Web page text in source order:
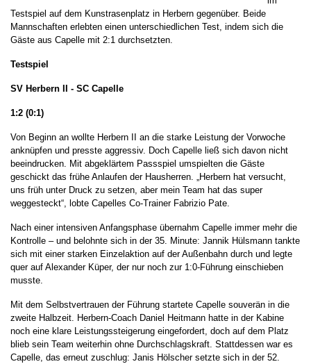
Testspiel auf dem Kunstrasenplatz in Herbern gegenüber. Beide
Mannschaften erlebten einen unterschiedlichen Test, indem sich die
Gäste aus Capelle mit 2:1 durchsetzten.
Testspiel
SV Herbern II - SC Capelle
1:2 (0:1)
Von Beginn an wollte Herbern II an die starke Leistung der Vorwoche
anknüpfen und presste aggressiv. Doch Capelle ließ sich davon nicht
beeindrucken. Mit abgeklärtem Passspiel umspielten die Gäste
geschickt das frühe Anlaufen der Hausherren. „Herbern hat versucht,
uns früh unter Druck zu setzen, aber mein Team hat das super
weggesteckt“, lobte Capelles Co-Trainer Fabrizio Pate.
Nach einer intensiven Anfangsphase übernahm Capelle immer mehr die
Kontrolle – und belohnte sich in der 35. Minute: Jannik Hülsmann tankte
sich mit einer starken Einzelaktion auf der Außenbahn durch und legte
quer auf Alexander Küper, der nur noch zur 1:0-Führung einschieben
musste.
Mit dem Selbstvertrauen der Führung startete Capelle souverän in die
zweite Halbzeit. Herbern-Coach Daniel Heitmann hatte in der Kabine
noch eine klare Leistungssteigerung eingefordert, doch auf dem Platz
blieb sein Team weiterhin ohne Durchschlagskraft. Stattdessen war es
Capelle, das erneut zuschlug: Janis Hölscher setzte sich in der 52.